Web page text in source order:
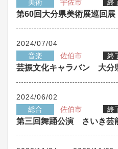
美術 宇佐市 終
第60回大分県美術展巡回展
2024/07/04
音楽
佐伯市 終
芸振文化キャラバン 大分
2024/06/02
総合
佐伯市 終
第三回舞踊公演 さいき芸